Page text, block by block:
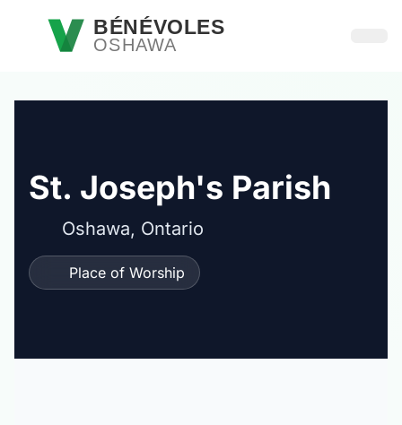
Passer au contenu principal
BÉNÉVOLES
OSHAWA
St. Joseph's Parish
Oshawa, Ontario
Place of Worship